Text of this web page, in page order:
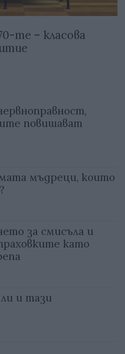
те – класова
повишават
мъдреци, които
за смисъла и
като
и тази